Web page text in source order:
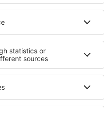
Usedom
in Saxony-Anhalt
National Park
Hotels in Gesenke